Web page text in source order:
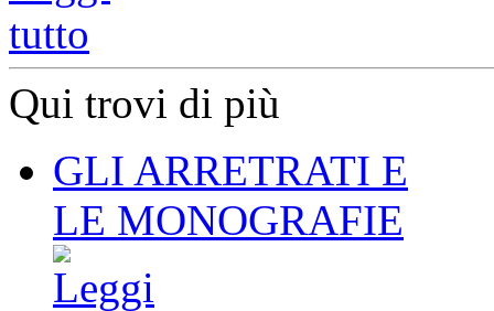
Qui trovi di più
GLI ARRETRATI E
LE MONOGRAFIE